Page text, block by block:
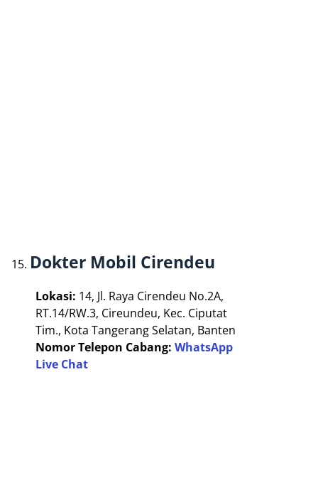
Dokter Mobil Cirendeu
Lokasi: 14, Jl. Raya Cirendeu No.2A,
RT.14/RW.3, Cireundeu, Kec. Ciputat
Tim., Kota Tangerang Selatan, Banten
Nomor Telepon Cabang: WhatsApp
Live Chat